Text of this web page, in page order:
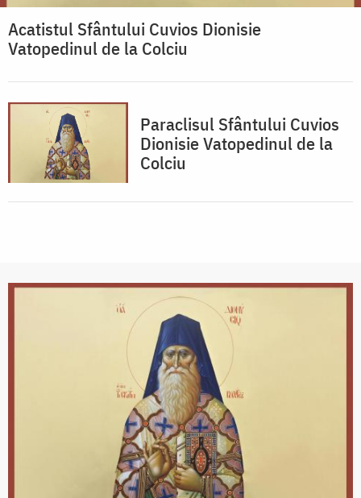
Acatistul Sfântului Cuvios Dionisie
Vatopedinul de la Colciu
Paraclisul Sfântului Cuvios
Dionisie Vatopedinul de la
Colciu